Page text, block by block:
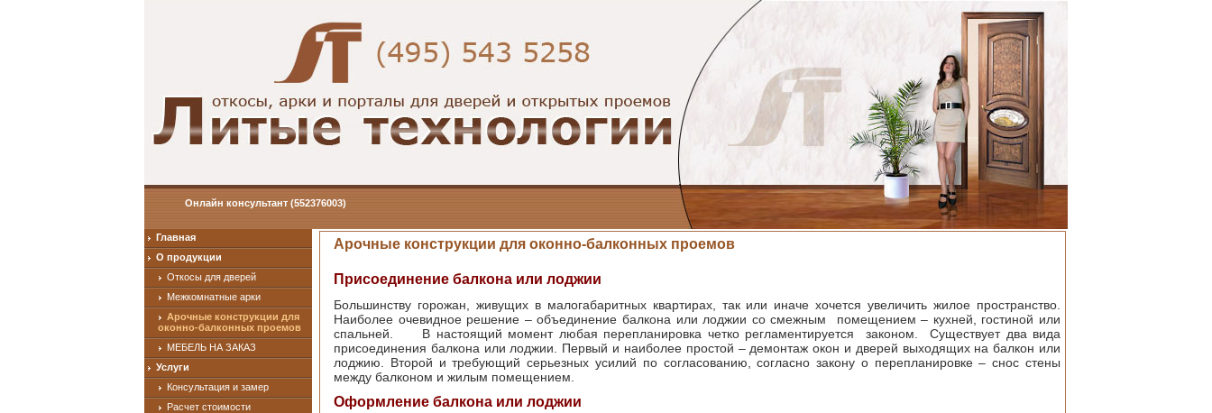
Онлайн консультант(552376003)
Главная
О продукции
Откосы для дверей
Межкомнатные арки
Арочные конструкции для
оконно-балконных проемов
МЕБЕЛЬ НА ЗАКАЗ
Услуги
Консультация и замер
Расчет стоимости
Арочные конструкции для оконно-балконных проемов
Присоединение балкона или лоджии
Большинству горожан, живущих в малогабаритных квартирах, так или иначе хочется увеличить жилое пространство.
Наиболее очевидное решение – объединение балкона или лоджии со смежным помещением – кухней, гостиной или
спальней. В настоящий момент любая перепланировка четко регламентируется законом. Существует два вида
присоединения балкона или лоджии. Первый и наиболее простой – демонтаж окон и дверей выходящих на балкон или
лоджию. Второй и требующий серьезных усилий по согласованию, согласно закону о перепланировке – снос стены
между балконом и жилым помещением.
Оформление балкона или лоджии